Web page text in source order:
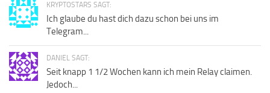
KRYPTOSTARS SAGT:
Ich glaube du hast dich dazu schon bei uns im
Telegram...
DANIEL SAGT:
Seit knapp 1 1/2 Wochen kann ich mein Relay claimen.
Jedoch...